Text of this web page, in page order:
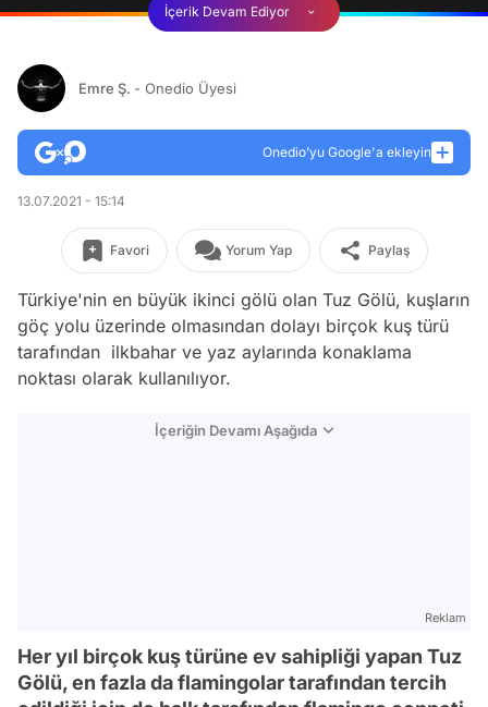
İçerik Devam Ediyor
Emre Ş. - Onedio Üyesi
Onedio’yu Google'a ekleyin
13.07.2021 - 15:14
Favori Yorum Yap Paylaş
Türkiye'nin en büyük ikinci gölü olan Tuz Gölü, kuşların
göç yolu üzerinde olmasından dolayı birçok kuş türü
tarafından ilkbahar ve yaz aylarında konaklama
noktası olarak kullanılıyor.
İçeriğin Devamı Aşağıda
Reklam
Her yıl birçok kuş türüne ev sahipliği yapan Tuz
Gölü, en fazla da flamingolar tarafından tercih